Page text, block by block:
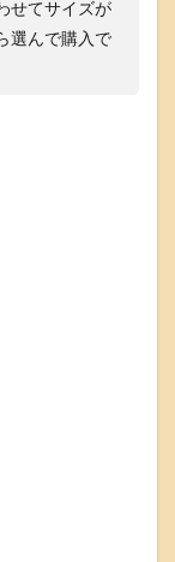
せてサイズが
選んで購入で